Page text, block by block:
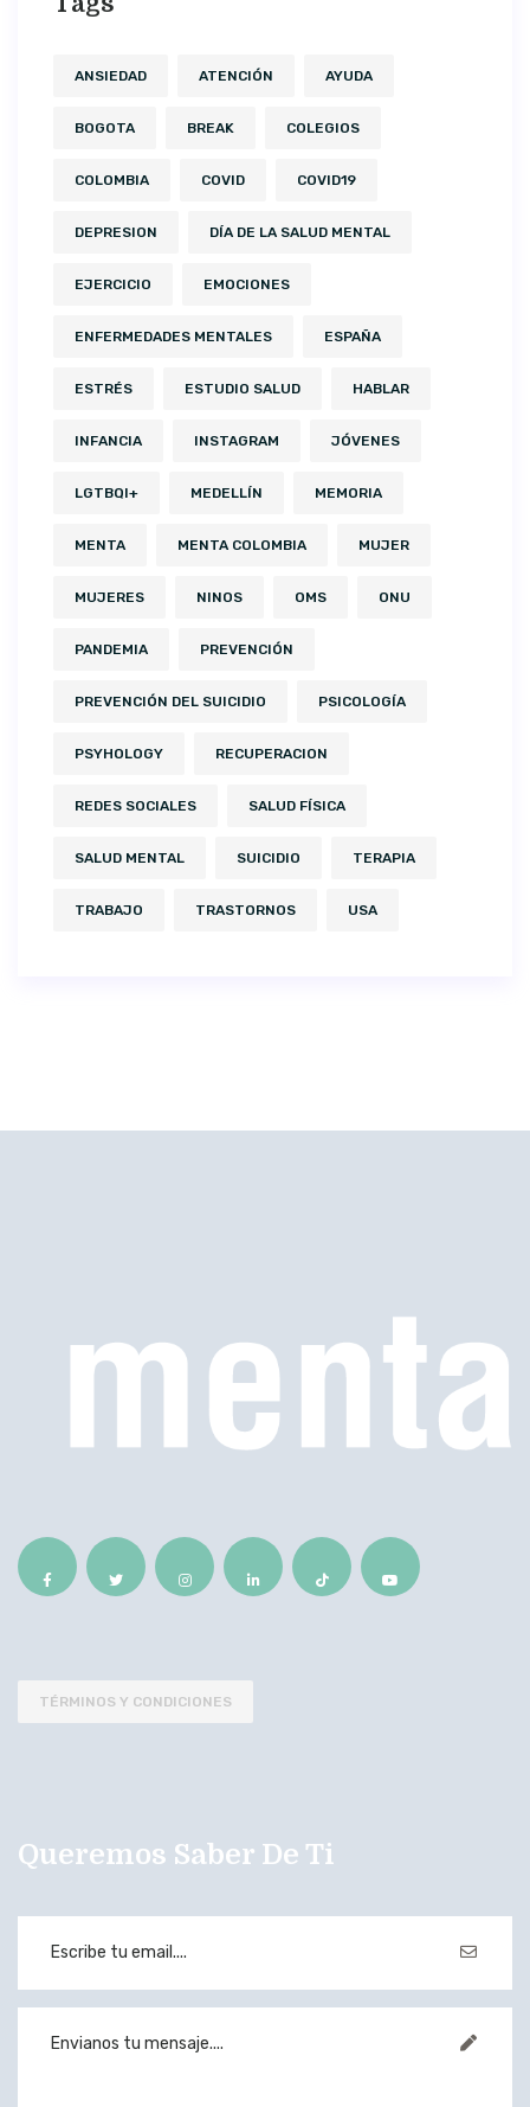
ANSIEDAD ATENCIÓN AYUDA
BOGOTA BREAK COLEGIOS
COLOMBIA COVID COVID19
DEPRESION DÍA DE LA SALUD MENTAL
EJERCICIO EMOCIONES
ENFERMEDADES MENTALES ESPAÑA
ESTRÉS ESTUDIO SALUD HABLAR
INFANCIA INSTAGRAM JÓVENES
LGTBQI+ MEDELLÍN MEMORIA
MENTA MENTA COLOMBIA MUJER
MUJERES NINOS OMS ONU
PANDEMIA PREVENCIÓN
PREVENCIÓN DEL SUICIDIO PSICOLOGÍA
PSYHOLOGY RECUPERACION
REDES SOCIALES SALUD FÍSICA
SALUD MENTAL SUICIDIO TERAPIA
TRABAJO TRASTORNOS USA
TÉRMINOS Y CONDICIONES
Queremos Saber De Ti